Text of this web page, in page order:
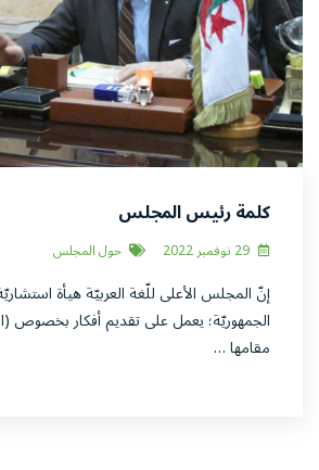
كلمة رئيس المجلس
حول المجلس
إنّ المجلس الأعلى للّغة العربيّة هيأة
الجمهوريّة؛ يعمل على تقديم أفكار بخصوص
مقامها …